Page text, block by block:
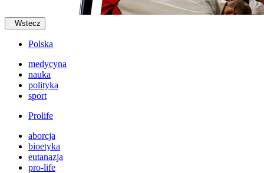
Wstecz
Polska
medycyna
nauka
polityka
sport
Prolife
aborcja
bioetyka
eutanazja
pro-life